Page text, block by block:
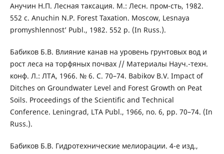
Анучин Н.П. Лесная таксация. М.: Лесн. пром-сть, 1982.
552 с. Anuchin N.P. Forest Taxation. Moscow, Lesnaya
promyshlennost’ Publ., 1982. 552 p. (In Russ.).
Бабиков Б.В. Влияние канав на уровень грунтовых вод и
рост леса на торфяных почвах // Материалы Науч.-техн.
конф. Л.: ЛТА, 1966. № 6. С. 70–74. Babikov B.V. Impact of
Ditches on Groundwater Level and Forest Growth on Peat
Soils. Proceedings of the Scientific and Technical
Conference. Leningrad, LTA Publ., 1966, no. 6, pp. 70–74. (In
Russ.).
Бабиков Б.В. Гидротехнические мелиорации. 4-е изд.,